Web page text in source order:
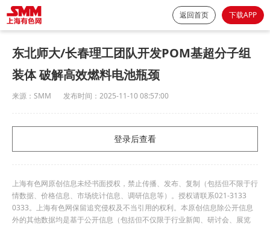
返回首页 下载APP
东北师大/长春理工团队开发POM基超分子组
装体 破解高效燃料电池瓶颈
来源： SMM 发布时间： 2025-11-10 08:57:00
登录后查看
上海有色网原创信息未经书面授权，禁止传播、发布、复制（包括但不限于行
情数据、价格信息、市场统计信息、调研信息等）。授权请联系021-3133
0333。上海有色网保留追究侵权及不当引用的权利。本原创信息除公开信息
外的其他数据均是基于公开信息（包括但不仅限于行业新闻、研讨会、展览